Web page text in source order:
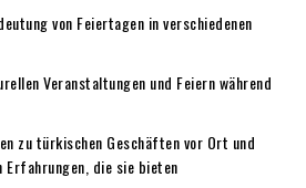
von Feiertagen in verschiedenen
Veranstaltungen und Feiern während
zu türkischen Geschäften vor Ort und
die sie bieten